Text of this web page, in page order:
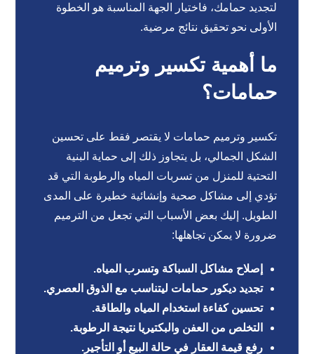
لتجديد حمامك، فاختيار الجهة المناسبة هو الخطوة
الأولى نحو تحقيق نتائج مرضية.
ما أهمية تكسير وترميم
حمامات؟
تكسير وترميم حمامات لا يقتصر فقط على تحسين
الشكل الجمالي، بل يتجاوز ذلك إلى حماية البنية
التحتية للمنزل من تسربات المياه والرطوبة التي قد
تؤدي إلى مشاكل صحية وإنشائية خطيرة على المدى
الطويل. إليك بعض الأسباب التي تجعل من الترميم
ضرورة لا يمكن تجاهلها:
إصلاح مشاكل السباكة وتسرب المياه.
تجديد ديكور حمامات ليتناسب مع الذوق العصري.
تحسين كفاءة استخدام المياه والطاقة.
التخلص من العفن والبكتيريا نتيجة الرطوبة.
رفع قيمة العقار في حالة البيع أو التأجير.